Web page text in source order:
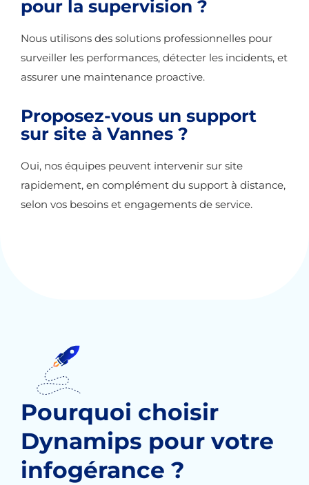
pour la supervision ?
Nous utilisons des solutions professionnelles pour
surveiller les performances, détecter les incidents, et
assurer une maintenance proactive.
Proposez-vous un support
sur site à Vannes ?
Oui, nos équipes peuvent intervenir sur site
rapidement, en complément du support à distance,
selon vos besoins et engagements de service.
Pourquoi choisir
Dynamips pour votre
infogérance ?